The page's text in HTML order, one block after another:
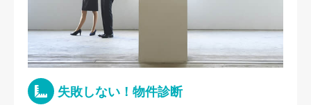
失敗しない！物件診断